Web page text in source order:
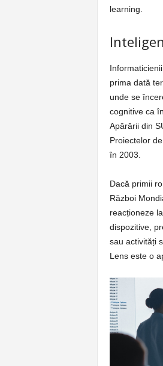
learning.
prima dată
unde se
cognitive ca
Apărării din
Proiectelor
în 2003.
Dacă primii
Război
reacționeze
dispozitive,
sau activități
Lens este o